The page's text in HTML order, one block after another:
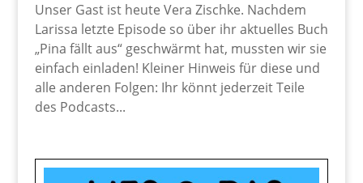
Unser Gast ist heute Vera Zischke. Nachdem
Larissa letzte Episode so über ihr aktuelles Buch
„Pina fällt aus“ geschwärmt hat, mussten wir sie
einfach einladen! Kleiner Hinweis für diese und
alle anderen Folgen: Ihr könnt jederzeit Teile
des Podcasts...